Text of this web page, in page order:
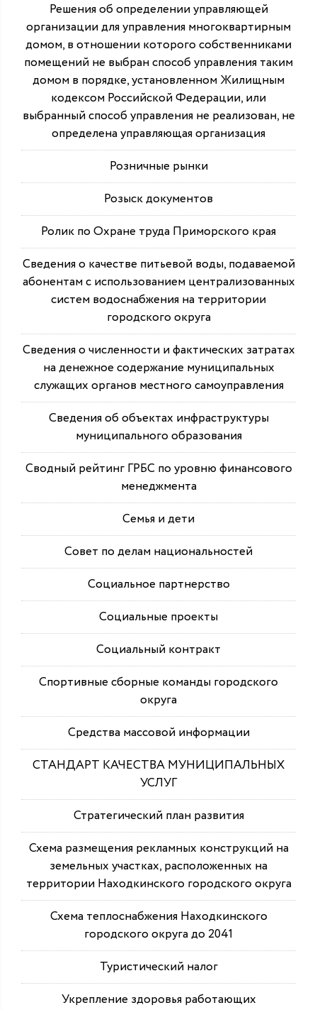
Решения об определении управляющей
организации для управления многоквартирным
домом, в отношении которого собственниками
помещений не выбран способ управления таким
домом в порядке, установленном Жилищным
кодексом Российской Федерации, или
выбранный способ управления не реализован, не
определена управляющая организация
Розничные рынки
Розыск документов
Ролик по Охране труда Приморского края
Сведения о качестве питьевой воды, подаваемой
абонентам с использованием централизованных
систем водоснабжения на территории
городского округа
Сведения о численности и фактических затратах
на денежное содержание муниципальных
служащих органов местного самоуправления
Сведения об объектах инфраструктуры
муниципального образования
Сводный рейтинг ГРБС по уровню финансового
менеджмента
Семья и дети
Совет по делам национальностей
Социальное партнерство
Социальные проекты
Социальный контракт
Спортивные сборные команды городского
округа
Средства массовой информации
СТАНДАРТ КАЧЕСТВА МУНИЦИПАЛЬНЫХ
УСЛУГ
Стратегический план развития
Схема размещения рекламных конструкций на
земельных участках, расположенных на
территории Находкинского городского округа
Схема теплоснабжения Находкинского
городского округа до 2041
Туристический налог
Укрепление здоровья работающих